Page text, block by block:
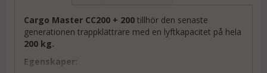
Cargo Master CC200 + 200 tillhör den senaste
generationen trappklättrare med en lyftkapacitet på hela
200 kg.
Egenskaper: